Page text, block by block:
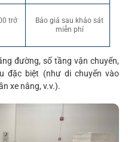
trở
Báo giá sau khảo sát
miễn phí
đường, số tầng vận chuyển,
đặc biệt (như di chuyển vào
xe nâng, v.v.).